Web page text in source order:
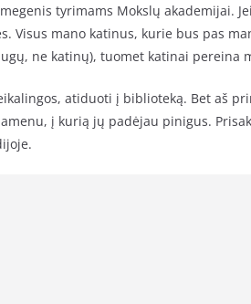
tyrimams Mokslų akademijai.
Visus mano katinus, kurie bus pas
ne katinų), tuomet katinai pereina
atiduoti į biblioteką. Bet aš
į kurią jų padėjau pinigus.